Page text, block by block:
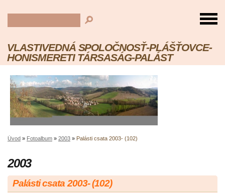
VLASTIVEDNÁ SPOLOČNOSŤ-PLÁŠŤOVCE-
HONISMERETI TÁRSASÁG-PALÁST
Úvod » Fotoalbum » 2003 » Palásti csata 2003- (102)
2003
Palásti csata 2003- (102)